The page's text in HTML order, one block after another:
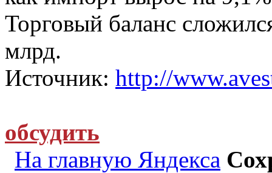
Торговый баланс
млрд.
Источник: http://
обсудить
На главную Яндекса